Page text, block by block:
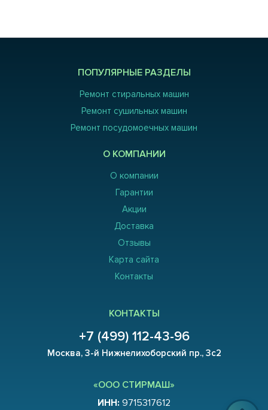
ПОПУЛЯРНЫЕ РАЗДЕЛЫ
Ремонт стиральных машин
Ремонт сушильных машин
Ремонт посудомоечных машин
О КОМПАНИИ
О компании
Гарантии
Акции
Доставка
Отзывы
Карта сайта
Контакты
КОНТАКТЫ
+7 (499) 112-43-96
Москва, 3-й Нижнелихоборский пр., 3с2
«ООО СТИРМАШ»
ИНН: 9715317612